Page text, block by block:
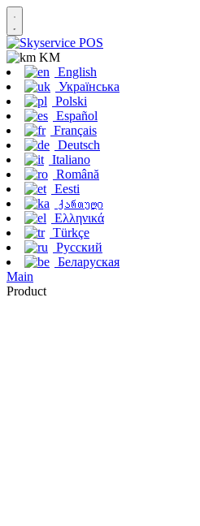
KM
English
Українська
Polski
Español
Français
Deutsch
Italiano
Română
Eesti
ქართული
Ελληνικά
Türkçe
Русский
Беларуская
Main
Product